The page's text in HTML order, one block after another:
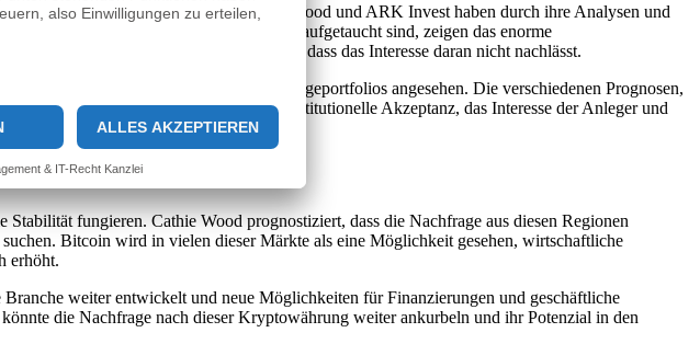
und Wertsteigerung. Cathie Wood und ARK Invest haben durch ihre Analysen und
Prognosen, die in den letzten Jahren aufgetaucht sind, zeigen das enorme
vielschichtig und komplex, was zeigt, dass das Interesse daran nicht nachlässt.
Option zur Diversifizierung von Anlageportfolios angesehen. Die verschiedenen Prognosen,
durchbrechen gilt, vorausgesetzt, die institutionelle Akzeptanz, das Interesse der Anleger und
fungieren. Cathie Wood prognostiziert, dass die Nachfrage aus diesen Regionen
Bitcoin wird in vielen dieser Märkte als eine Möglichkeit gesehen, wirtschaftliche
erhöht.
weiter entwickelt und neue Möglichkeiten für Finanzierungen und geschäftliche
die Nachfrage nach dieser Kryptowährung weiter ankurbeln und ihr Potenzial in den